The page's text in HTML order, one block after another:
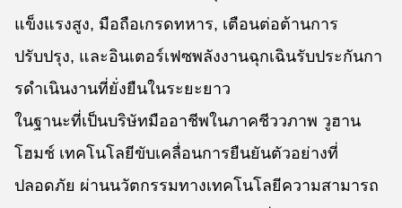
แข็งแรงสูง, มือถือเกรดทหาร, เตือนต่อต้านการ
ปรับปรุง, และอินเตอร์เฟซพลังงานฉุกเฉินรับประกันกา
รดําเนินงานที่ยั่งยืนในระยะยาว
ในฐานะที่เป็นบริษัทมืออาชีพในภาคชีววภาพ วูฮาน
โฮมช์ เทคโนโลยีขับเคลื่อนการยืนยันตัวอย่างที่
ปลอดภัย ผ่านนวัตกรรมทางเทคโนโลยีความสามารถ